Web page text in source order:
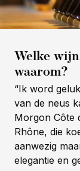
Welke
waarom?
“Ik word
van de neus
Morgon Côte
Rhône, die
aanwezig
elegantie en